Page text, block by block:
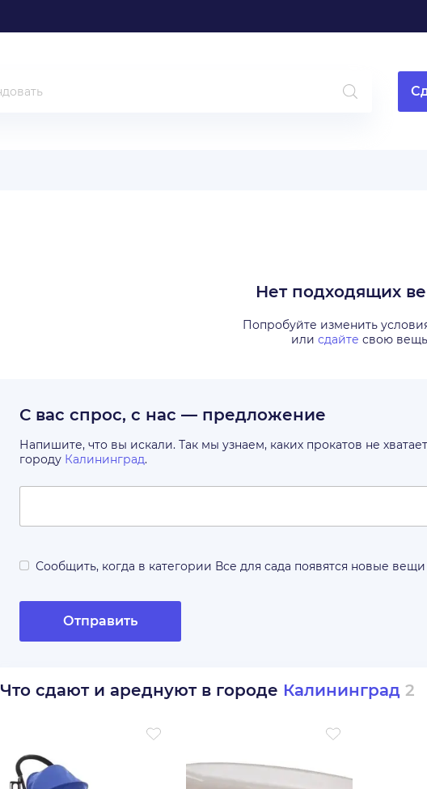
Нет подходящих
Попробуйте изменить
или сдайте свою вещь
С вас спрос, с нас — предложение
Напишите, что вы искали. Так мы узнаем, каких прокатов не хватает
городу Калининград.
Сообщить, когда в категории Все для сада появятся новые вещи
Отправить
Что сдают и ареднуют в городе Калининград 2